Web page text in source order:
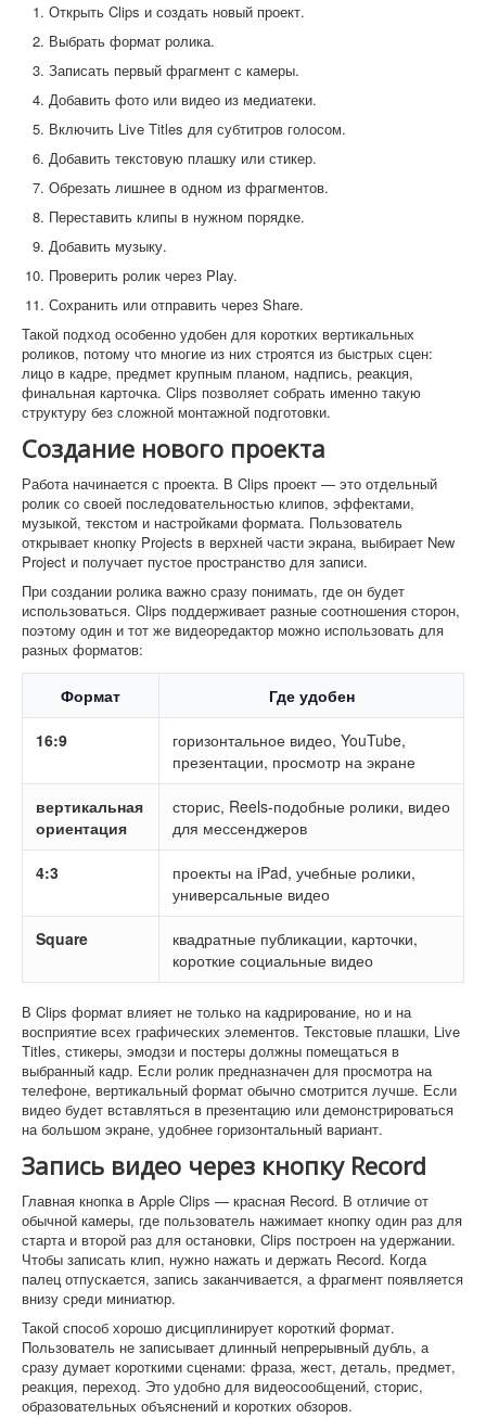
Открыть Clips и создать новый проект.
Выбрать формат ролика.
Записать первый фрагмент с камеры.
Добавить фото или видео из медиатеки.
Включить Live Titles для субтитров голосом.
Добавить текстовую плашку или стикер.
Обрезать лишнее в одном из фрагментов.
Переставить клипы в нужном порядке.
Добавить музыку.
Проверить ролик через Play.
Сохранить или отправить через Share.
Такой подход особенно удобен для коротких вертикальных
роликов, потому что многие из них строятся из быстрых сцен:
лицо в кадре, предмет крупным планом, надпись, реакция,
финальная карточка. Clips позволяет собрать именно такую
структуру без сложной монтажной подготовки.
Создание нового проекта
Работа начинается с проекта. В Clips проект — это отдельный
ролик со своей последовательностью клипов, эффектами,
музыкой, текстом и настройками формата. Пользователь
открывает кнопку Projects в верхней части экрана, выбирает New
Project и получает пустое пространство для записи.
При создании ролика важно сразу понимать, где он будет
использоваться. Clips поддерживает разные соотношения сторон,
поэтому один и тот же видеоредактор можно использовать для
разных форматов:
Формат Где удобен
16:9
горизонтальное видео, YouTube,
презентации, просмотр на экране
вертикальная
ориентация
сторис, Reels-подобные ролики, видео
для мессенджеров
4:3
проекты на iPad, учебные ролики,
универсальные видео
Square
квадратные публикации, карточки,
короткие социальные видео
В Clips формат влияет не только на кадрирование, но и на
восприятие всех графических элементов. Текстовые плашки, Live
Titles, стикеры, эмодзи и постеры должны помещаться в
выбранный кадр. Если ролик предназначен для просмотра на
телефоне, вертикальный формат обычно смотрится лучше. Если
видео будет вставляться в презентацию или демонстрироваться
на большом экране, удобнее горизонтальный вариант.
Запись видео через кнопку Record
Главная кнопка в Apple Clips — красная Record. В отличие от
обычной камеры, где пользователь нажимает кнопку один раз для
старта и второй раз для остановки, Clips построен на удержании.
Чтобы записать клип, нужно нажать и держать Record. Когда
палец отпускается, запись заканчивается, а фрагмент появляется
внизу среди миниатюр.
Такой способ хорошо дисциплинирует короткий формат.
Пользователь не записывает длинный непрерывный дубль, а
сразу думает короткими сценами: фраза, жест, деталь, предмет,
реакция, переход. Это удобно для видеосообщений, сторис,
образовательных объяснений и коротких обзоров.